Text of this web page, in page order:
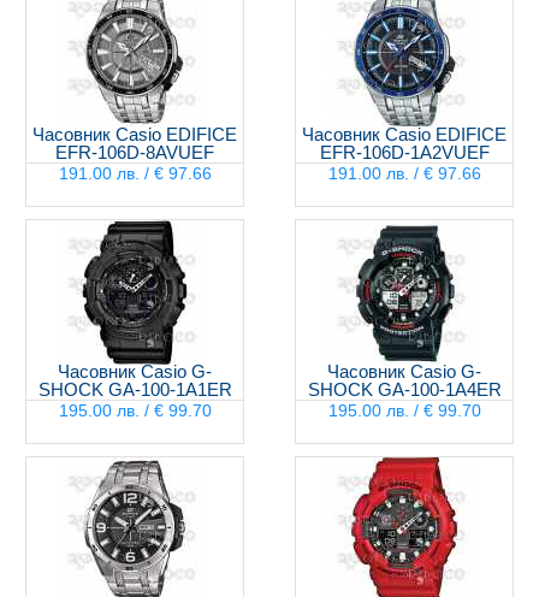
Часовник Casio EDIFICE
EFR-106D-8AVUEF
191.00 лв. / € 97.66
Часовник Casio EDIFICE
EFR-106D-1A2VUEF
191.00 лв. / € 97.66
Часовник Casio G-
SHOCK GA-100-1A1ER
195.00 лв. / € 99.70
Часовник Casio G-
SHOCK GA-100-1A4ER
195.00 лв. / € 99.70